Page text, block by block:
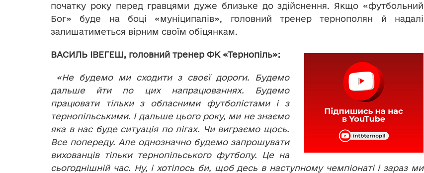
початку року перед гравцями дуже близьке до здійснення. Якщо «футбольний
Бог» буде на боці «муніципалів», головний тренер тернополян й надалі
залишатиметься вірним своїм обіцянкам.
ВАСИЛЬ ІВЕГЕШ, головний тренер ФК «Тернопіль»:
«Не будемо ми сходити з своєї дороги. Будемо
дальше йти по цих напрацюваннях. Будемо
працювати тільки з обласними футболістами і з
тернопільськими. І дальше цього року, ми не знаємо
яка в нас буде ситуація по лігах. Чи виграємо щось.
Все попереду. Але однозначно будемо запрошувати
вихованців тільки тернопільського футболу. Це на
сьогоднішній час. Ну, і хотілось би, щоб десь в наступному чемпіонаті і зараз ми